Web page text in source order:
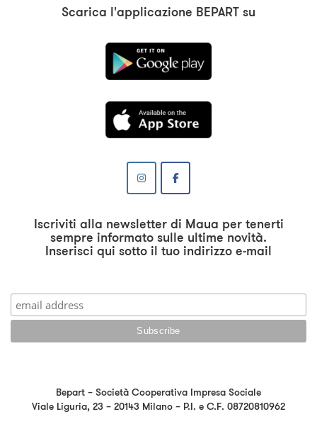
Scarica l'applicazione BEPART su
Iscriviti alla newsletter di Maua per tenerti
sempre informato sulle ultime novità.
Inserisci qui sotto il tuo indirizzo e-mail
Bepart – Società Cooperativa Impresa Sociale
Viale Liguria, 23 – 20143 Milano – P.I. e C.F. 08720810962